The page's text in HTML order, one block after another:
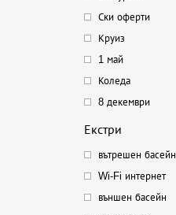
Ски оферти
Круиз
1 май
Коледа
8 декември
Екстри
вътрешен басейн
Wi-Fi интернет
външен басейн